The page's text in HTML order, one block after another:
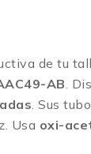
de tu
AB
Sus
Usa oxi-